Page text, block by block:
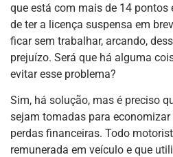
que está com mais de 14 pontos
de ter a licença suspensa em
ficar sem trabalhar, arcando,
prejuízo. Será que há alguma
evitar esse problema?
Sim, há solução, mas é preciso
sejam tomadas para
perdas financeiras. Todo
remunerada em veículo e que